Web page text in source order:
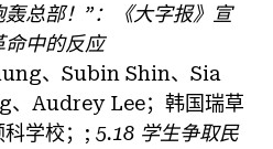
轰总部！”：《大字报》宣
命中的反应
、Subin Shin、Sia
Audrey Lee；韩国瑞草
科学校；; 5.18 学生争取民